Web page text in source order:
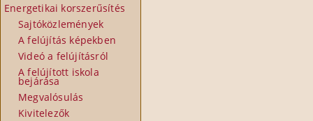
Energetikai korszerűsítés
Sajtóközlemények
A felújítás képekben
Videó a felújításról
A felújított iskola
bejárása
Megvalósulás
Kivitelezők